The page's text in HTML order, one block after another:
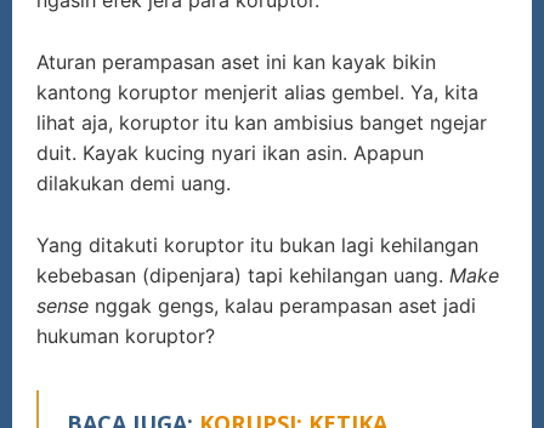
Aturan perampasan aset ini kan kayak bikin
kantong koruptor menjerit alias gembel. Ya, kita
lihat aja, koruptor itu kan ambisius banget ngejar
duit. Kayak kucing nyari ikan asin. Apapun
dilakukan demi uang.
Yang ditakuti koruptor itu bukan lagi kehilangan
kebebasan (dipenjara) tapi kehilangan uang. Make
sense nggak gengs, kalau perampasan aset jadi
hukuman koruptor?